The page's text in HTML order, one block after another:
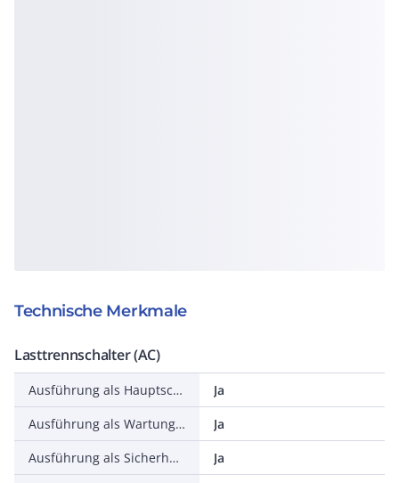
Technische Merkmale
Lasttrennschalter (AC)
Ausführung als Hauptschalter
Ja
Ausführung als Wartungs-/Reparaturschalter
Ja
Ausführung als Sicherheitsschalter
Ja